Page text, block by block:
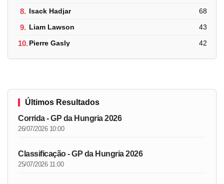
8. Isack Hadjar 68
9. Liam Lawson 43
10.Pierre Gasly 42
Últimos Resultados
Corrida - GP da Hungria 2026
26/07/2026 10:00
Classificação - GP da Hungria 2026
25/07/2026 11:00